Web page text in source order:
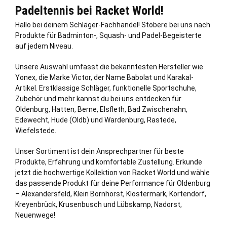
Padeltennis bei Racket World!
Hallo bei deinem Schläger-Fachhandel! Stöbere bei uns nach
Produkte für Badminton-, Squash- und Padel-Begeisterte
auf jedem Niveau.
Unsere Auswahl umfasst die bekanntesten Hersteller wie
Yonex, die Marke Victor, der Name Babolat und Karakal-
Artikel. Erstklassige Schläger, funktionelle Sportschuhe,
Zubehör und mehr kannst du bei uns entdecken für
Oldenburg, Hatten, Berne, Elsfleth, Bad Zwischenahn,
Edewecht, Hude (Oldb) und Wardenburg, Rastede,
Wiefelstede
Unser Sortiment ist dein Ansprechpartner für beste
Produkte, Erfahrung und komfortable Zustellung. Erkunde
jetzt die hochwertige Kollektion von Racket World und wähle
das passende Produkt für deine Performance für Oldenburg
– Alexandersfeld, Klein Bornhorst, Klostermark, Kortendorf,
Kreyenbrück, Krusenbusch und Lübskamp, Nadorst,
Neuenwege!